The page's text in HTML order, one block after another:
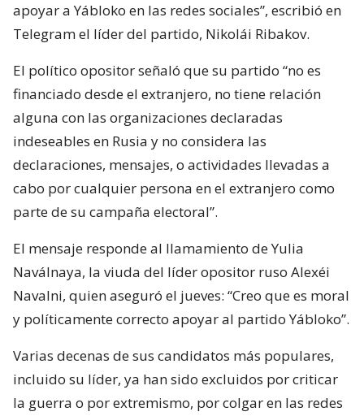
apoyar a Yábloko en las redes sociales”, escribió en
Telegram el líder del partido, Nikolái Ribakov.
El político opositor señaló que su partido “no es
financiado desde el extranjero, no tiene relación
alguna con las organizaciones declaradas
indeseables en Rusia y no considera las
declaraciones, mensajes, o actividades llevadas a
cabo por cualquier persona en el extranjero como
parte de su campaña electoral”.
El mensaje responde al llamamiento de Yulia
Naválnaya, la viuda del líder opositor ruso Alexéi
Navalni, quien aseguró el jueves: “Creo que es moral
y políticamente correcto apoyar al partido Yábloko”.
Varias decenas de sus candidatos más populares,
incluido su líder, ya han sido excluidos por criticar
la guerra o por extremismo, por colgar en las redes